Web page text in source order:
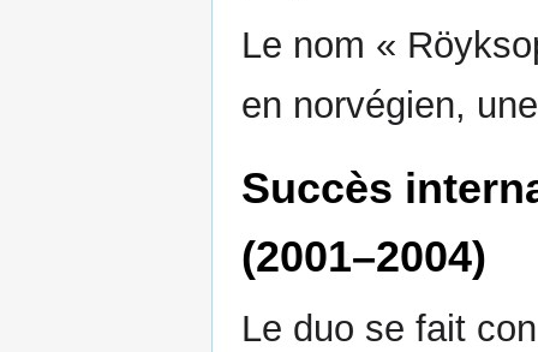
Le nom «
en norvégien,
Succès
(2001–2004)
Le duo se fait